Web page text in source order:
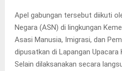
Apel gabungan tersebut diikuti
Negara (ASN) di lingkungan
Asasi Manusia, Imigrasi, dan
dipusatkan di Lapangan Upacara
Selain dilaksanakan secara